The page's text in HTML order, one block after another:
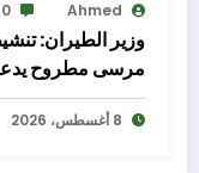
Ahmed
0
وزير الطيران:
مرسى مطروح يدعم
8 أغسطس، 2026